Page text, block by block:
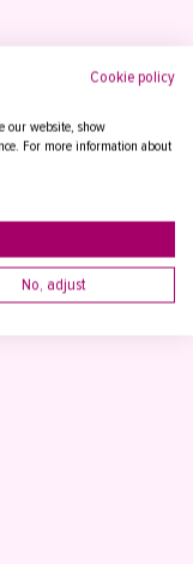
Cookie policy
our website, show
For more information about
No, adjust